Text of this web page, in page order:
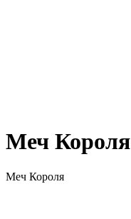
Меч Короля
Меч Короля